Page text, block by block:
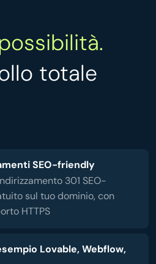
totale
SEO-friendly
301 SEO-
sul tuo dominio, con
HTTPS
Lovable, Webflow,